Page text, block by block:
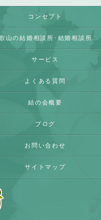
コンセプト
和歌山の結婚相談所･結婚相談所 結の会の評判
サービス
よくある質問
結の会概要
ブログ
お問い合わせ
サイトマップ